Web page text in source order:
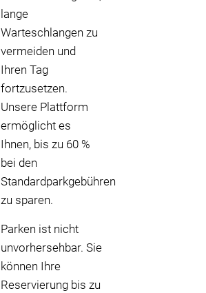
lange
Warteschlangen zu
vermeiden und
Ihren Tag
fortzusetzen.
Unsere Plattform
ermöglicht es
Ihnen, bis zu 60 %
bei den
Standardparkgebühren
zu sparen.
Parken ist nicht
unvorhersehbar. Sie
können Ihre
Reservierung bis zu